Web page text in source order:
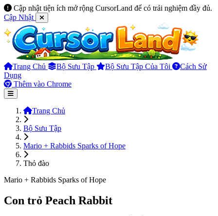
Cập nhật tiện ích mở rộng CursorLand để có trải nghiệm đầy đủ.
Cập Nhật
Trang Chủ Bộ Sưu Tập Bộ Sưu Tập Của Tôi
Cách Sử
Dụng
Thêm vào Chrome
Trang Chủ
Bộ Sưu Tập
Mario + Rabbids Sparks of Hope
Thỏ đào
Mario + Rabbids Sparks of Hope
Con trỏ Peach Rabbit